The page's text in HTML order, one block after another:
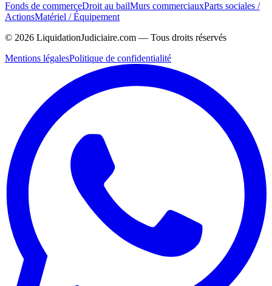
Fonds de commerceDroit au bailMurs commerciauxParts sociales /
ActionsMatériel / Équipement
© 2026 LiquidationJudiciaire.com — Tous droits réservés
Mentions légalesPolitique de confidentialité